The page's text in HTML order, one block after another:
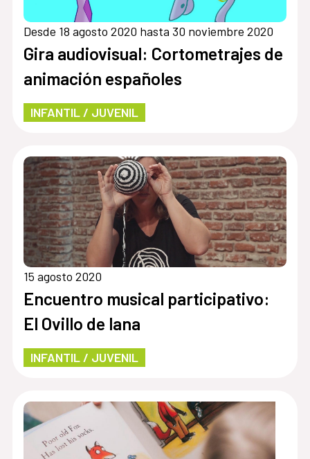
Desde 18 agosto 2020 hasta 30 noviembre 2020
Gira audiovisual: Cortometrajes de
animación españoles
INFANTIL / JUVENIL
15 agosto 2020
Encuentro musical participativo:
El Ovillo de lana
INFANTIL / JUVENIL